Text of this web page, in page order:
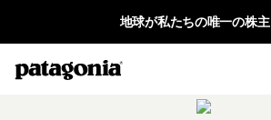
地球が私たちの唯一の株主